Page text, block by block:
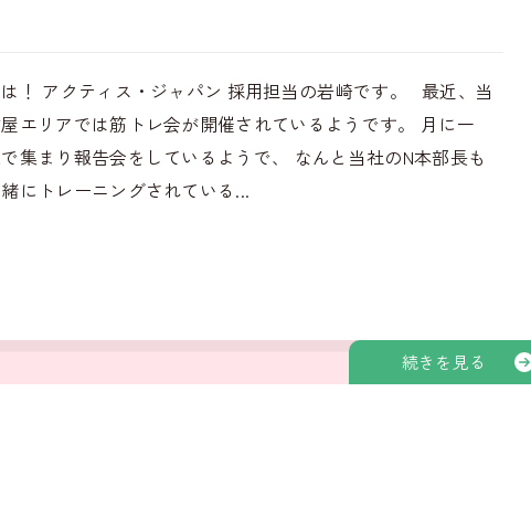
！ アクティス・ジャパン 採用担当の岩崎です。 最近、当
エリアでは筋トレ会が開催されているようです。 月に一
集まり報告会をしているようで、 なんと当社のN本部長も
にトレーニングされている...
続きを見る